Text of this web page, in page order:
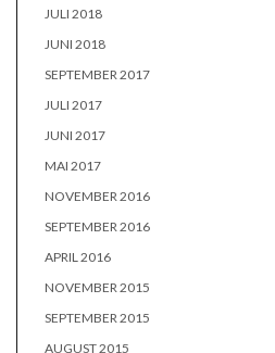
JULI 2018
JUNI 2018
SEPTEMBER 2017
JULI 2017
JUNI 2017
MAI 2017
NOVEMBER 2016
SEPTEMBER 2016
APRIL 2016
NOVEMBER 2015
SEPTEMBER 2015
AUGUST 2015